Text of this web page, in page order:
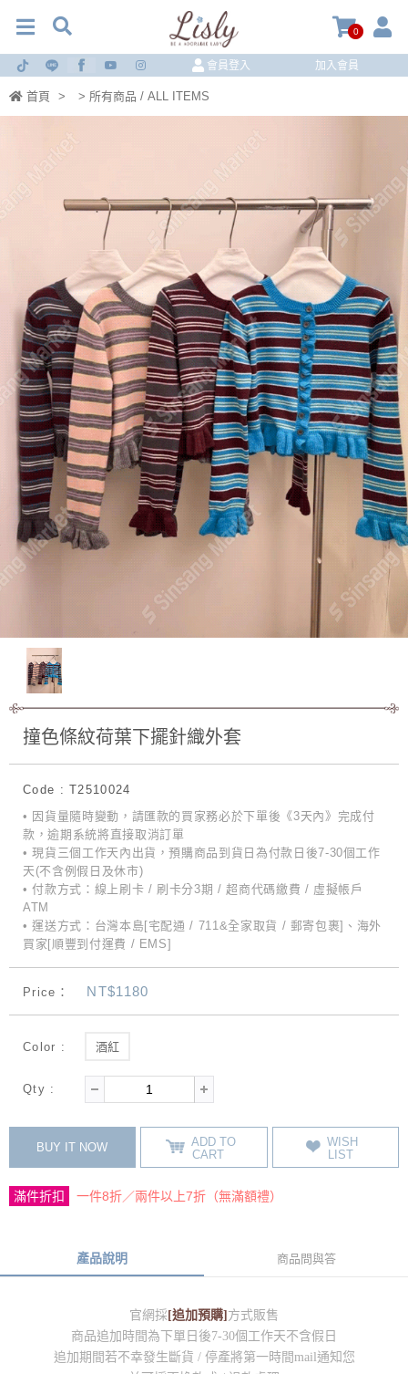
0
會員登入 加入會員
首頁 > > 所有商品 / ALL ITEMS
撞色條紋荷葉下擺針織外套
Code : T2510024
• 因貨量隨時變動，請匯款的買家務必於下單後《3天內》完成付
款，逾期系統將直接取消訂單
• 現貨三個工作天內出貨，預購商品到貨日為付款日後7-30個工作
天(不含例假日及休市)
• 付款方式：線上刷卡 / 刷卡分3期 / 超商代碼繳費 / 虛擬帳戶
ATM
• 運送方式：台灣本島[宅配通 / 711&全家取貨 / 郵寄包裹]、海外
買家[順豐到付運費 / EMS]
Price： NT$1180
Color : 酒紅
Qty :
BUY IT NOW
ADD TO
CART
WISH
LIST
滿件折扣 一件8折／兩件以上7折（無滿額禮）
產品說明 商品問與答
官網採[追加預購]方式販售
商品追加時間為下單日後7-30個工作天不含假日
追加期間若不幸發生斷貨 / 停產將第一時間mail通知您